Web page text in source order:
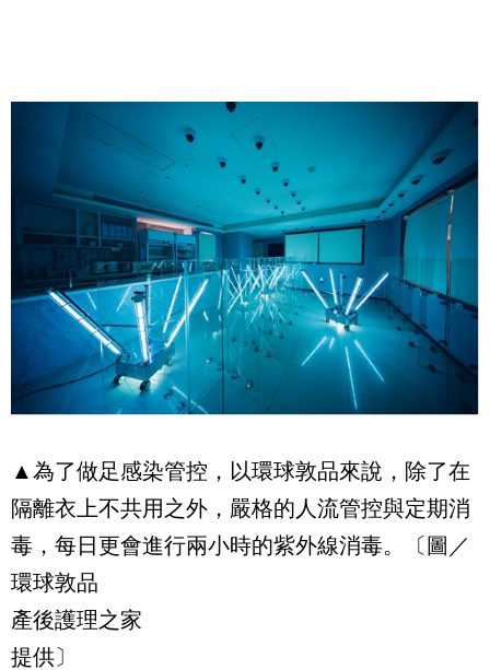
▲為了做足感染管控，以環球敦品來說，除了在
隔離衣上不共用之外，嚴格的人流管控與定期消
毒，每日更會進行兩小時的紫外線消毒。〔圖／
環球敦品
產後護理之家
提供〕